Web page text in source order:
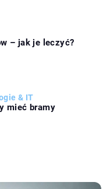
– jak je leczyć?
& IT
mieć bramy